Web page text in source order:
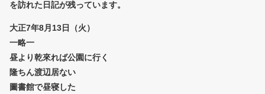
を訪れた日記が残っています。
大正7年8月13日（火）
一略一
昼より乾來れば公園に行く
隆ちん渡辺居ない
圖書館で昼寝した